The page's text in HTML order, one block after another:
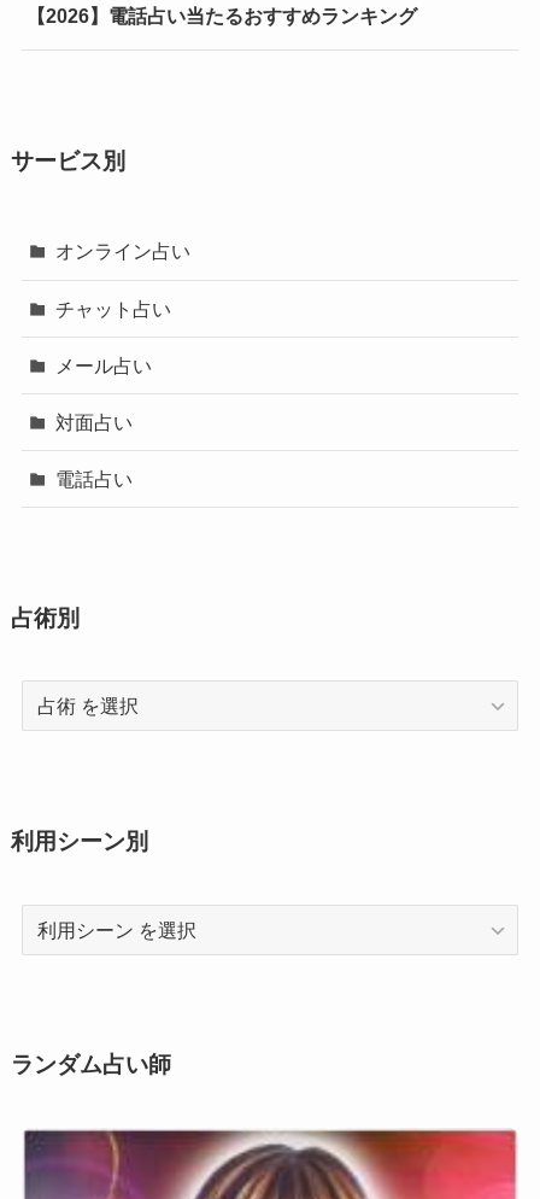
【2026】電話占い当たるおすすめランキング
サービス別
オンライン占い
チャット占い
メール占い
対面占い
電話占い
占術別
術
利用シーン別
利
用
ン
ランダム占い師